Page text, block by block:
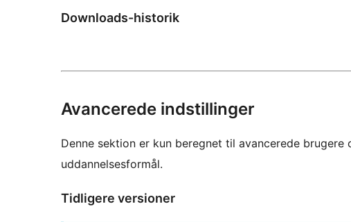
Downloads-historik
Avancerede indstillinger
Denne sektion er kun beregnet til avancerede
uddannelsesformål.
Tidligere versioner